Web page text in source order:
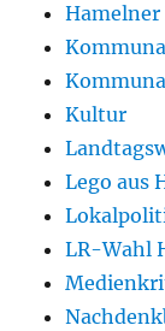
Kultur
Lego aus
LR-Wahl